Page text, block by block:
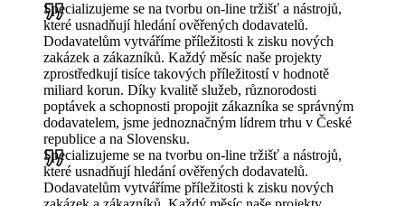
Specializujeme se na tvorbu on-line tržišť a nástrojů,
které usnadňují hledání ověřených dodavatelů.
Dodavatelům vytváříme příležitosti k zisku nových
zakázek a zákazníků. Každý měsíc naše projekty
zprostředkují tisíce takových příležitostí v hodnotě
miliard korun. Díky kvalitě služeb, různorodosti
poptávek a schopnosti propojit zákazníka se správným
dodavatelem, jsme jednoznačným lídrem trhu v České
republice a na Slovensku.
Specializujeme se na tvorbu on-line tržišť a nástrojů,
které usnadňují hledání ověřených dodavatelů.
Dodavatelům vytváříme příležitosti k zisku nových